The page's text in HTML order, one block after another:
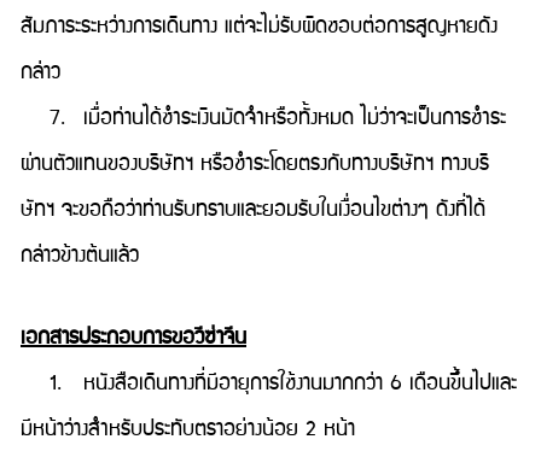
สัมภาระระหว่างการเดินทาง แต่จะไม่รับผิดชอบต่อการสูญหายดัง
กล่าว
7. เมื่อท่านได้ชำระเงินมัดจำหรือทั้งหมด ไม่ว่าจะเป็นการชำระ
ผ่านตัวแทนของบริษัทฯ หรือชำระโดยตรงกับทางบริษัทฯ ทางบริ
ษัทฯ จะขอถือว่าท่านรับทราบและยอมรับในเงื่อนไขต่างๆ ดังที่ได้
กล่าวข้างต้นแล้ว
เอกสารประกอบการขอวีซ่าจีน
1. หนังสือเดินทางที่มีอายุการใช้งานมากกว่า 6 เดือนขึ้นไปและ
มีหน้าว่างสำหรับประทับตราอย่างน้อย 2 หน้า